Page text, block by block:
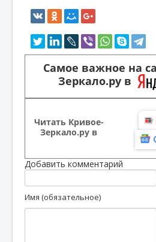
Самое важное на
Зеркало.ру в
Читать Кривое-
Зеркало.ру в
Добавить комментарий
Имя (обязательное)